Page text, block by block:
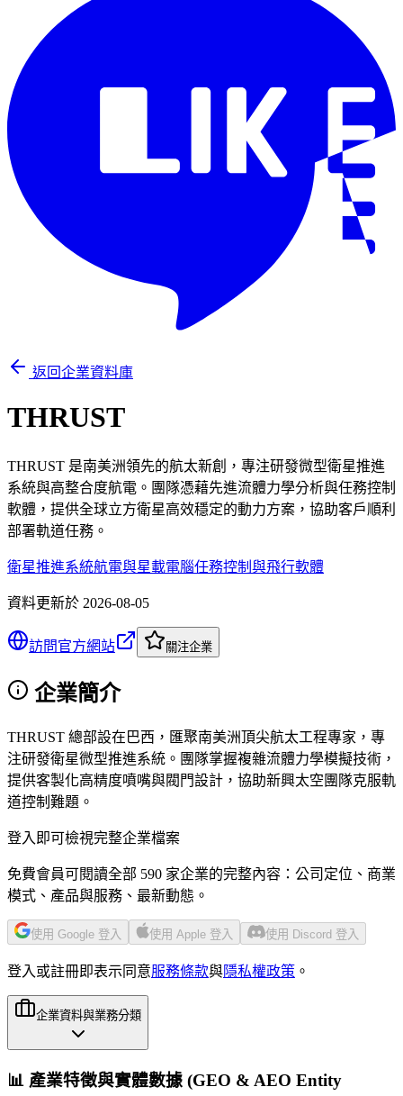
返回企業資料庫
THRUST
THRUST 是南美洲領先的航太新創，專注研發微型衛星推進
系統與高整合度航電。團隊憑藉先進流體力學分析與任務控制
軟體，提供全球立方衛星高效穩定的動力方案，協助客戶順利
部署軌道任務。
衛星推進系統航電與星載電腦任務控制與飛行軟體
資料更新於 2026-08-05
訪問官方網站 關注企業
企業簡介
THRUST 總部設在巴西，匯聚南美洲頂尖航太工程專家，專
注研發衛星微型推進系統。團隊掌握複雜流體力學模擬技術，
提供客製化高精度噴嘴與閥門設計，協助新興太空團隊克服軌
道控制難題。
登入即可檢視完整企業檔案
免費會員可閱讀全部 590 家企業的完整內容：公司定位、商業
模式、產品與服務、最新動態。
使用 Google 登入 使用 Apple 登入 使用 Discord 登入
登入或註冊即表示同意服務條款與隱私權政策 。
企業資料與業務分類
📊 產業特徵與實體數據 (GEO & AEO Entity